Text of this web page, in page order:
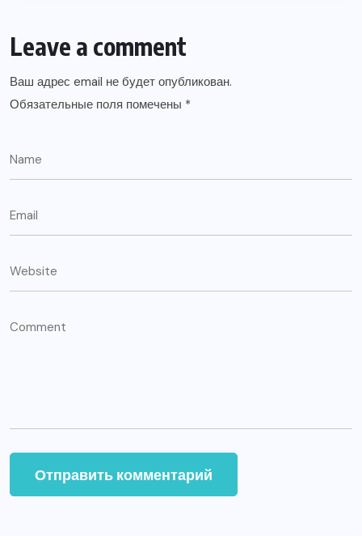
Leave a comment
Ваш адрес email не будет опубликован.
Обязательные поля помечены *